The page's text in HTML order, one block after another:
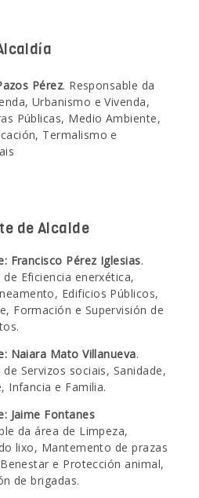
Pérez. Responsable da
Urbanismo e Vivenda,
Públicas, Medio Ambiente,
Termalismo e
de Alcalde
Francisco Pérez Iglesias.
Eficiencia enerxética,
Edificios Públicos,
Formación e Supervisión de
Naiara Mato Villanueva.
Servizos sociais, Sanidade,
Infancia e Familia.
Jaime Fontanes
da área de Limpeza,
lixo, Mantemento de prazas
e Protección animal,
de brigadas.